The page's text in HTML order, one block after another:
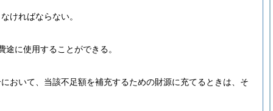
ければならない。
に使用することができる。
おいて、当該不足額を補充するための財源に充てるときは、そ